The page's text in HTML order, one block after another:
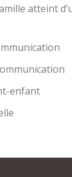
atteint
enfant